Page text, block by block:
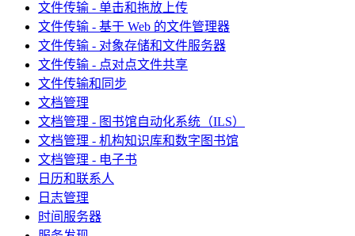
文件传输 - 单击和拖放上传
文件传输 - 基于 Web 的文件管理器
文件传输 - 对象存储和文件服务器
文件传输 - 点对点文件共享
文件传输和同步
文档管理
文档管理 - 图书馆自动化系统（ILS）
文档管理 - 机构知识库和数字图书馆
文档管理 - 电子书
日历和联系人
日志管理
时间服务器